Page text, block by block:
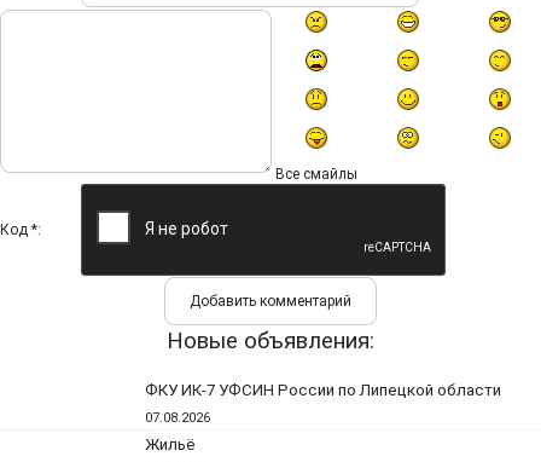
Все смайлы
Код *:
Новые объявления:
ФКУ ИК-7 УФСИН России по Липецкой области
07.08.2026
Жильё